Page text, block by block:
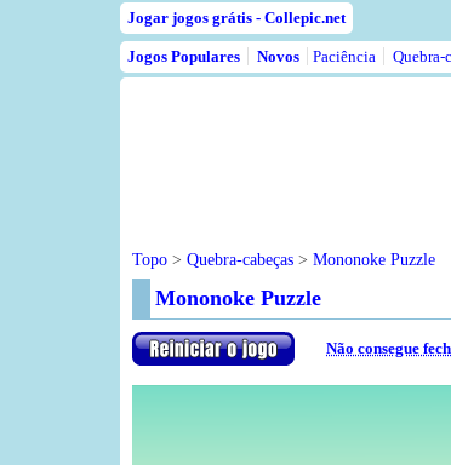
Jogar jogos grátis - Collepic.net
Jogos Populares Novos Paciência Quebra-
Topo > Quebra-cabeças > Mononoke Puzzle
Mononoke Puzzle
Não consegue